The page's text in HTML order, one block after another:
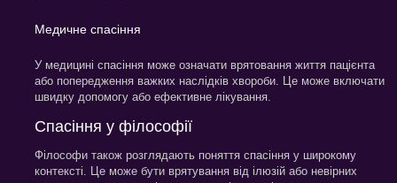
Медичне спасіння
У медицині спасіння може означати врятовання життя пацієнта
або попередження важких наслідків хвороби. Це може включати
швидку допомогу або ефективне лікування.
Спасіння у філософії
Філософи також розглядають поняття спасіння у широкому
контексті. Це може бути врятування від ілюзій або невірних